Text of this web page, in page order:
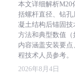
本文详细解析M20
括螺杆直径、钻
凝土结构后锚固技
方法和典型数值（
内容涵盖安装要
程技术人员参考。
2026年8月4日